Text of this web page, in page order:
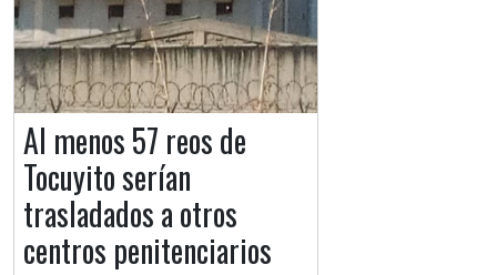
Al menos 57 reos de
Tocuyito serían
trasladados a otros
centros penitenciarios